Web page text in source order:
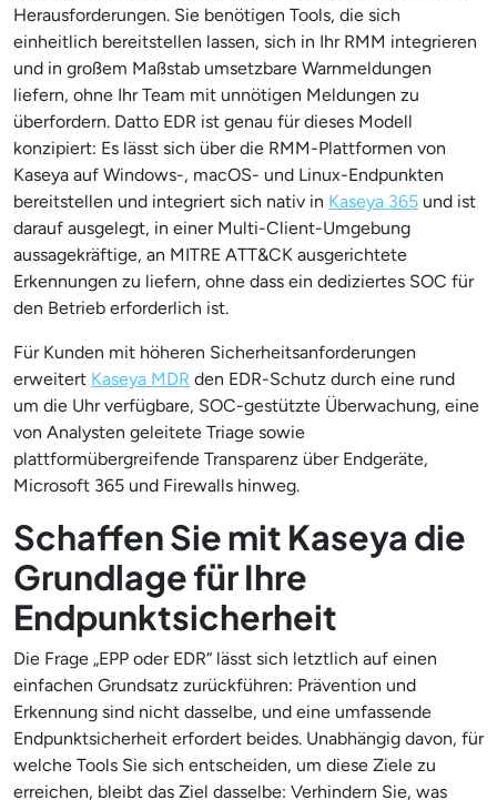
Herausforderungen. Sie benötigen Tools, die sich
einheitlich bereitstellen lassen, sich in Ihr RMM integrieren
und in großem Maßstab umsetzbare Warnmeldungen
liefern, ohne Ihr Team mit unnötigen Meldungen zu
überfordern. Datto EDR ist genau für dieses Modell
konzipiert: Es lässt sich über die RMM-Plattformen von
Kaseya auf Windows-, macOS- und Linux-Endpunkten
bereitstellen und integriert sich nativ in Kaseya 365 und ist
darauf ausgelegt, in einer Multi-Client-Umgebung
aussagekräftige, an MITRE ATT&CK ausgerichtete
Erkennungen zu liefern, ohne dass ein dediziertes SOC für
den Betrieb erforderlich ist.
Für Kunden mit höheren Sicherheitsanforderungen
erweitert Kaseya MDR den EDR-Schutz durch eine rund
um die Uhr verfügbare, SOC-gestützte Überwachung, eine
von Analysten geleitete Triage sowie
plattformübergreifende Transparenz über Endgeräte,
Microsoft 365 und Firewalls hinweg.
Schaffen Sie mit Kaseya die
Grundlage für Ihre
Endpunktsicherheit
Die Frage „EPP oder EDR“ lässt sich letztlich auf einen
einfachen Grundsatz zurückführen: Prävention und
Erkennung sind nicht dasselbe, und eine umfassende
Endpunktsicherheit erfordert beides. Unabhängig davon, für
welche Tools Sie sich entscheiden, um diese Ziele zu
erreichen, bleibt das Ziel dasselbe: Verhindern Sie, was